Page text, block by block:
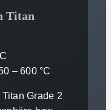
Titan
– 600 °C
Grade 2